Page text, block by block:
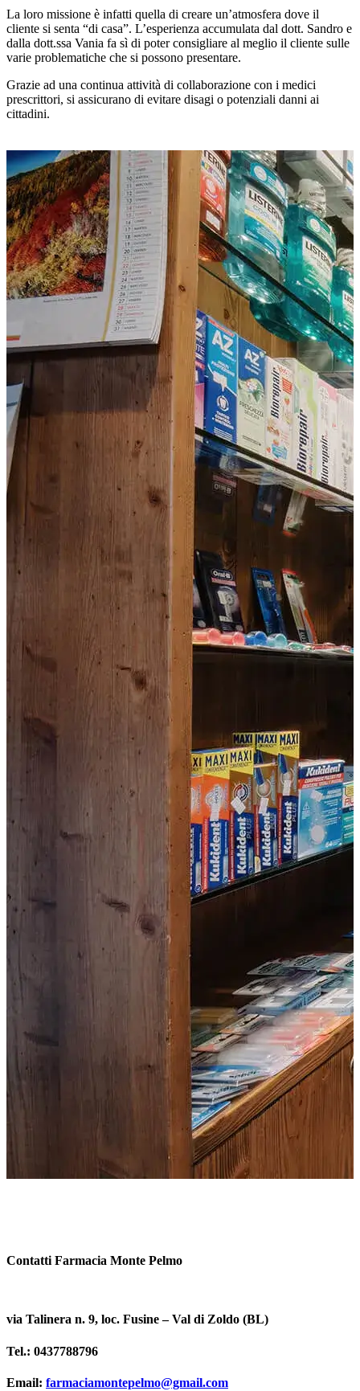
La loro missione è infatti quella di creare un’atmosfera dove il
cliente si senta “di casa”. L’esperienza accumulata dal dott. Sandro e
dalla dott.ssa Vania fa sì di poter consigliare al meglio il cliente sulle
varie problematiche che si possono presentare.
Grazie ad una continua attività di collaborazione con i medici
prescrittori, si assicurano di evitare disagi o potenziali danni ai
cittadini.
Contatti Farmacia Monte Pelmo
via Talinera n. 9, loc. Fusine – Val di Zoldo (BL)
Tel.: 0437788796
Email: farmaciamontepelmo@gmail.com